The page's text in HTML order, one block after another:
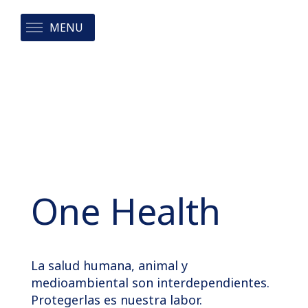
MENU
One Health
La salud humana, animal y
medioambiental son interdependientes.
Protegerlas es nuestra labor.